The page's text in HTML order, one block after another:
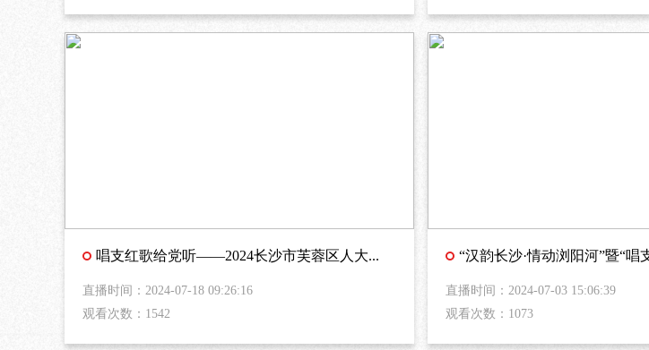
唱支红歌给党听——2024长沙市芙蓉区人大...
直播时间：2024-07-18 09:26:16
观看次数：1542
“汉韵长沙·情动浏阳河”暨“唱
直播时间：2024-07-03 15:06:39
观看次数：1073